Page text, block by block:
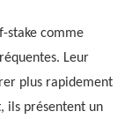
stake comme
Leur
plus rapidement
ils présentent un